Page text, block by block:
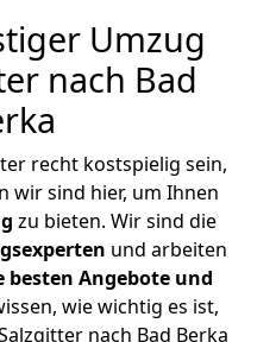
Umzug
nach Bad
recht kostspielig sein,
wir sind hier, um Ihnen
zu bieten. Wir sind die
und arbeiten
besten Angebote und
wie wichtig es ist,
nach Bad Berka